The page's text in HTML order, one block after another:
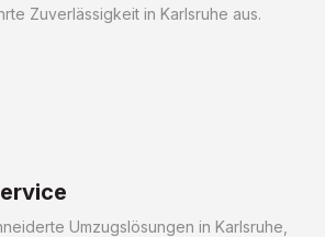
Zuverlässigkeit in Karlsruhe aus.
Umzugslösungen in Karlsruhe,